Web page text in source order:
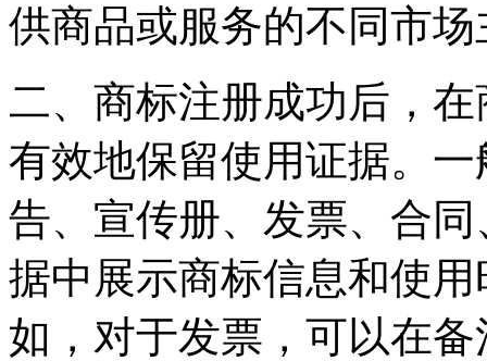
供商品或服务的不同市
二、商标注册成功后，
有效地保留使用证据。
告、宣传册、发票、合
据中展示商标信息和使
如，对于发票，可以在